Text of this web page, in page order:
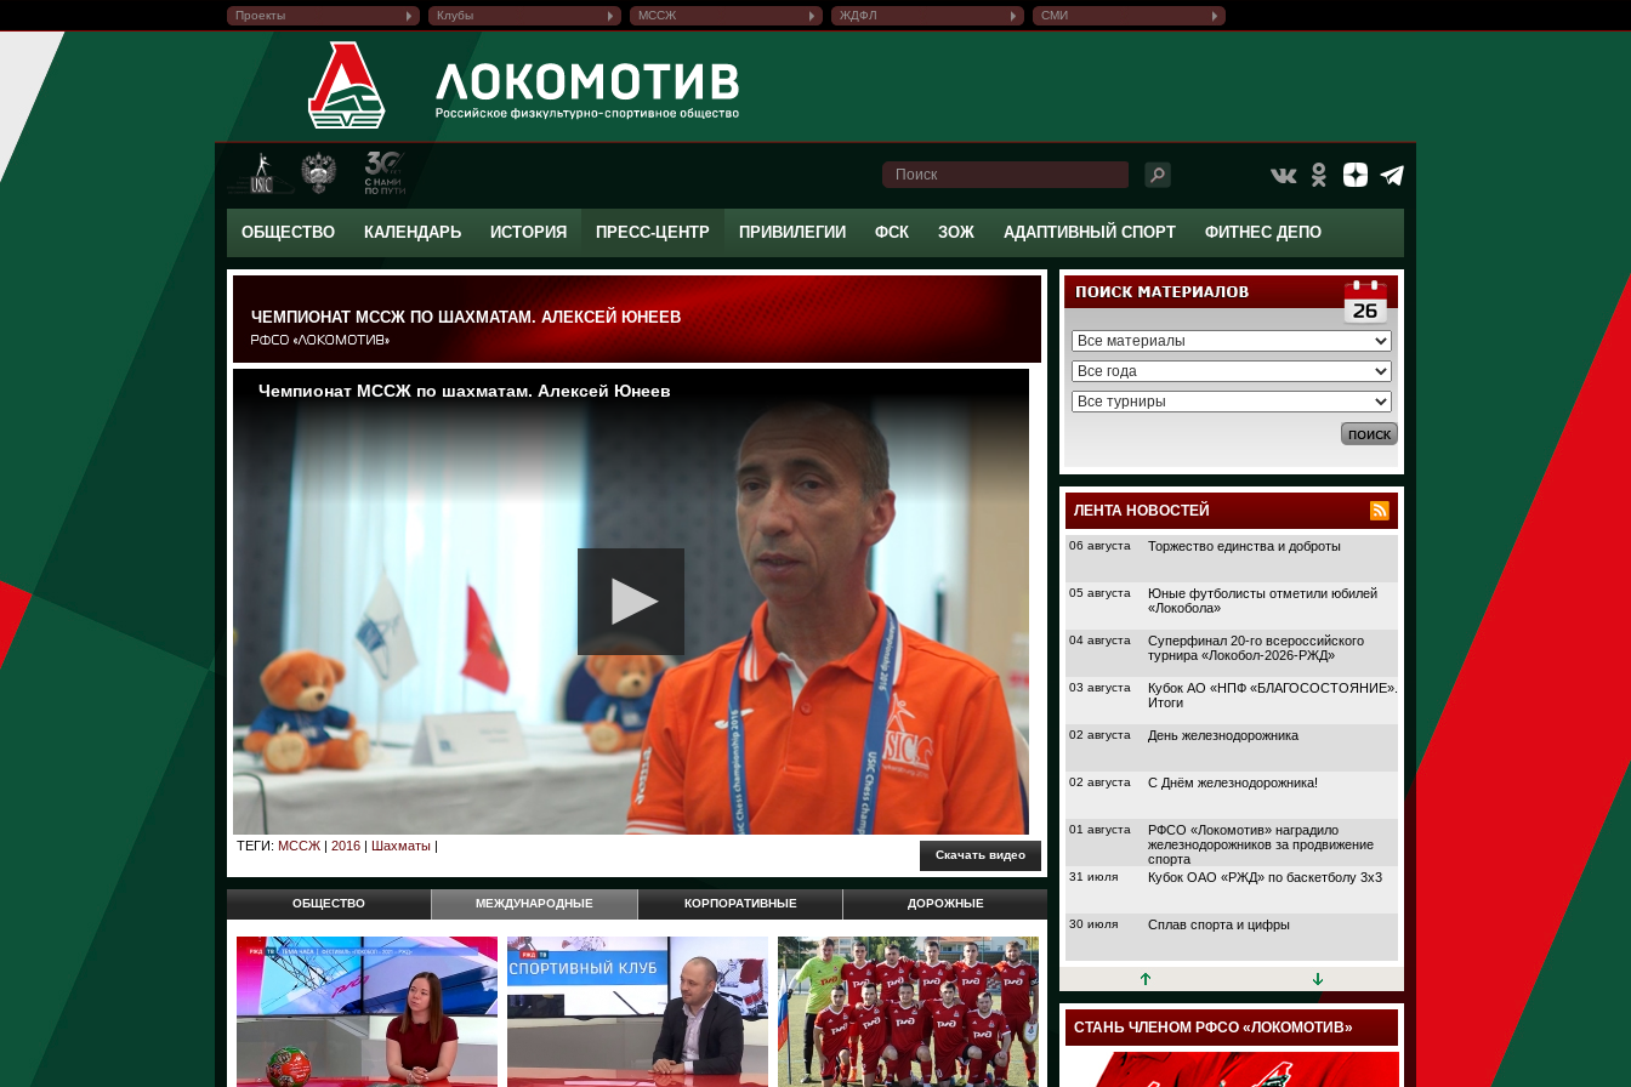
Проекты Клубы МССЖ ЖДФЛ СМИ
ОБЩЕСТВО КАЛЕНДАРЬ ИСТОРИЯ ПРЕСС-ЦЕНТР ПРИВИЛЕГИИ ФСК ЗОЖ АДАПТИВНЫЙ СПОРТ ФИТНЕС ДЕПО
ЧЕМПИОНАТ МССЖ ПО ШАХМАТАМ. АЛЕКСЕЙ ЮНЕЕВ
ТЕГИ: МССЖ | 2016 | Шахматы |
ОБЩЕСТВО МЕЖДУНАРОДНЫЕ КОРПОРАТИВНЫЕ ДОРОЖНЫЕ
ЛЕНТА НОВОСТЕЙ
06 августа Торжество единства и доброты
05 августа
Юные футболисты отметили юбилей
«Локобола»
04 августа
Суперфинал 20-го всероссийского
турнира «Локобол-2026-РЖД»
03 августа
Кубок АО «НПФ «БЛАГОСОСТОЯНИЕ».
Итоги
02 августа День железнодорожника
02 августа С Днём железнодорожника!
01 августа
РФСО «Локомотив» наградило
железнодорожников за продвижение
спорта
31 июля Кубок ОАО «РЖД» по баскетболу 3х3
30 июля Сплав спорта и цифры
27 июля
Кубок АО «НПФ
Дорога в большой спорт
23 июля Поймали волну удачи
СТАНЬ ЧЛЕНОМ РФСО «ЛОКОМОТИВ»